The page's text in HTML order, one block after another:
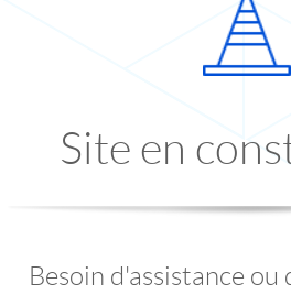
Site en
Besoin d'assistance